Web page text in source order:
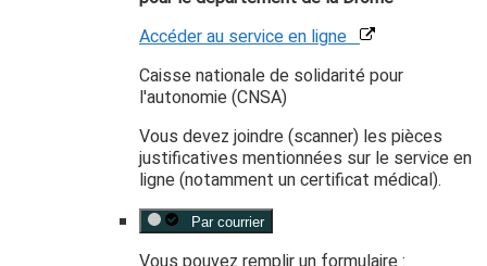
Accéder au service en ligne
Caisse nationale de solidarité pour
l'autonomie (CNSA)
Vous devez joindre (scanner) les pièces
justificatives mentionnées sur le service en
ligne (notamment un certificat médical).
Par courrier